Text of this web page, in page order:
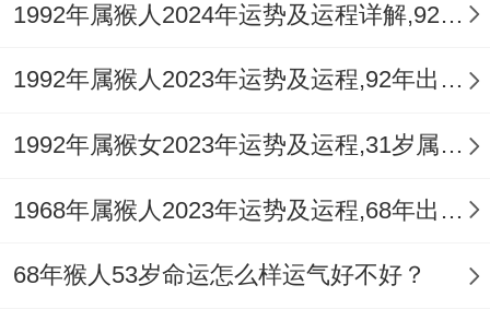
可以选择与自己属相相合的日子，如【子
日】、【辰日】，能多参考农历三月、五
属猴人的婚姻利月，可以在这些月份里选择
吉日...
的日子 - 如子日、辰日~要避开寅日、亥日
1992年属猴人2024年运势及运程详解,92年出生32岁肖猴人在2024全年每月运势完整版
1992年属猴人2023年运势及运程,92年出生的31岁生肖猴2023年每月运势详解
1992年属猴女2023年运势及运程,31岁属猴人2023全年每月运势女性如何
1968年属猴人2023年运势及运程,68年出生的55岁生肖猴2023年每月运势详解
68年猴人53岁命运怎么样运气好不好？